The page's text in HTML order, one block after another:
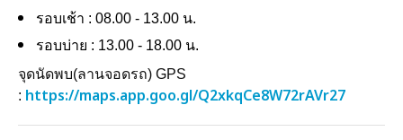
รอบเช้า : 08.00 - 13.00 น.
รอบบ่าย : 13.00 - 18.00 น.
จุดนัดพบ(ลานจอดรถ) GPS
: https://maps.app.goo.gl/Q2xkqCe8W72rAVr27